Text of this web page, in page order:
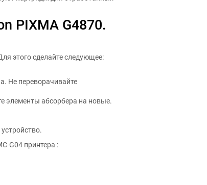
PIXMA G4870.
этого сделайте следующее:
Не переворачивайте
элементы абсорбера на новые.
G04 принтера :